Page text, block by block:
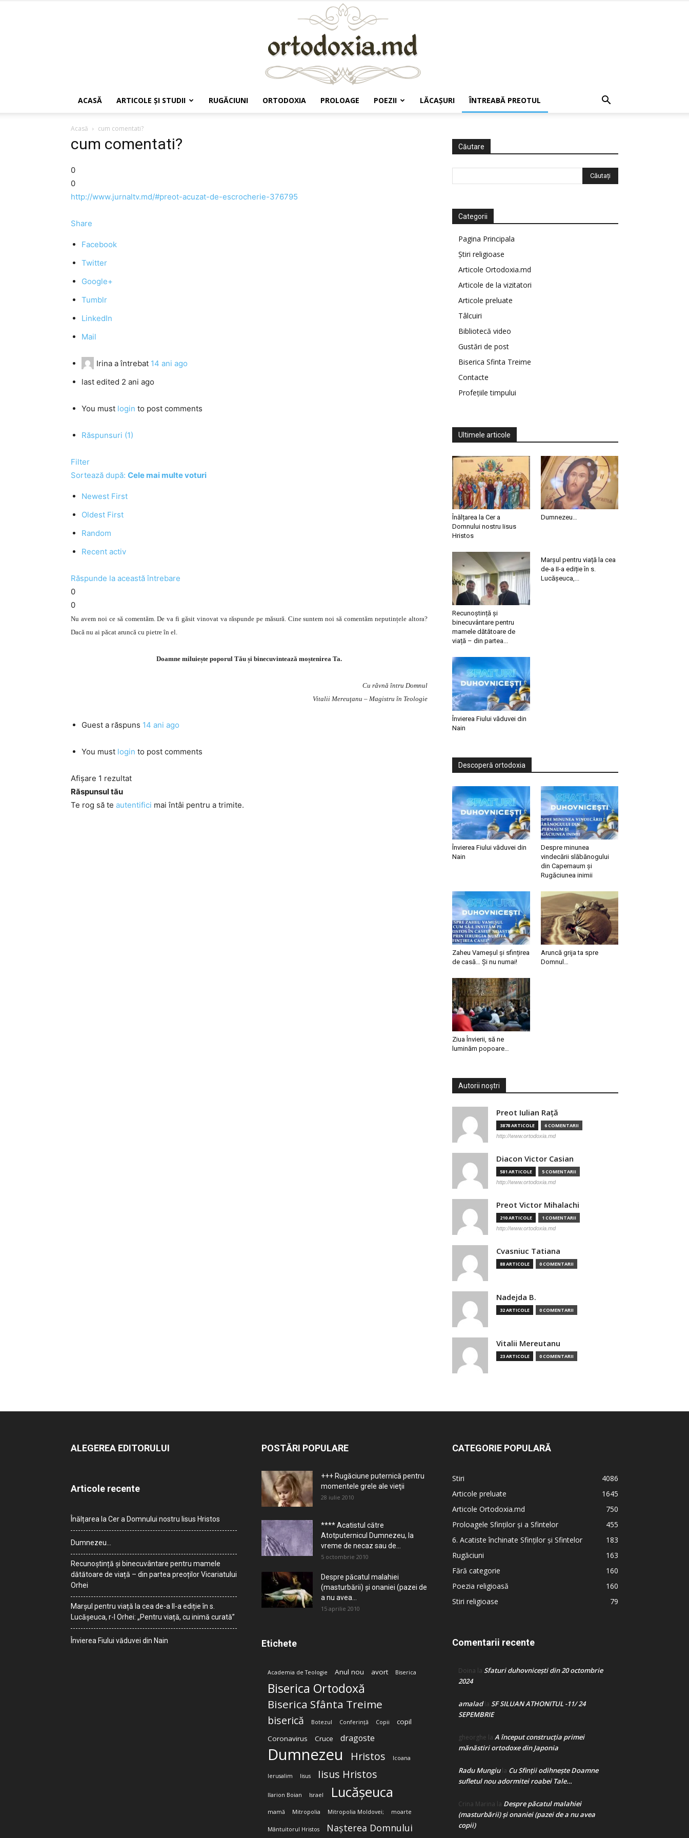
ACASĂ ARTICOLE ŞI STUDII RUGĂCIUNI ORTODOXIA PROLOAGE POEZII LĂCAŞURI ÎNTREABĂ PREOTUL
Acasă cum comentati?
cum comentati?
0
0
http://www.jurnaltv.md/#preot-acuzat-de-escrocherie-376795
Share
Facebook
Twitter
Google+
Tumblr
LinkedIn
Mail
Irina a întrebat 14 ani ago
last edited 2 ani ago
You must login to post comments
Răspunsuri (1)
Filter
Sortează după: Cele mai multe voturi
Newest First
Oldest First
Random
Recent activ
Răspunde la această întrebare
0
0
Nu avem noi ce să comentăm. De va fi găsit vinovat va răspunde pe măsură. Cine suntem noi să comentăm neputințele altora?
Dacă nu ai păcat aruncă cu pietre în el.
Doamne miluiește poporul Tău și binecuvintează moștenirea Ta.
Cu râvnă întru Domnul
Vitalii Mereuţanu – Magistru în Teologie
Guest a răspuns 14 ani ago
You must login to post comments
Afișare 1 rezultat
Răspunsul tău
Te rog să te autentifici mai întâi pentru a trimite.
Căutare
Categorii
Pagina Principala
Știri religioase
Articole Ortodoxia.md
Articole de la vizitatori
Articole preluate
Tâlcuiri
Bibliotecă video
Gustări de post
Biserica Sfinta Treime
Contacte
Profețiile timpului
Ultimele articole
Înălțarea la Cer a
Domnului nostru Iisus
Hristos
Dumnezeu…
Recunoștință și
binecuvântare pentru
mamele dătătoare de
viață – din partea...
Marșul pentru viață la cea
de-a II-a ediție în s.
Lucășeuca,...
Învierea Fiului văduvei din
Nain
Descoperă ortodoxia
Învierea Fiului văduvei din
Nain
Despre minunea
vindecării slăbănogului
din Capernaum și
Rugăciunea inimii
Zaheu Vameșul și sfințirea
de casă… Și nu numai!
Aruncă grija ta spre
Domnul…
Ziua Învierii, să ne
luminăm popoare…
Autorii noștri
Preot Iulian Raţă
3878 ARTICOLE 6 COMENTARII
http://www.ortodoxia.md
Diacon Victor Casian
581 ARTICOLE 5 COMENTARII
http://www.ortodoxia.md
Preot Victor Mihalachi
210 ARTICOLE 1 COMENTARII
http://www.ortodoxia.md
Cvasniuc Tatiana
88 ARTICOLE 0 COMENTARII
Nadejda B.
32 ARTICOLE 0 COMENTARII
Vitalii Mereutanu
23 ARTICOLE 0 COMENTARII
ALEGEREA EDITORULUI
Articole recente
Înălțarea la Cer a Domnului nostru Iisus Hristos
Dumnezeu…
Recunoștință și binecuvântare pentru mamele
dătătoare de viață – din partea preoților Vicariatului
Orhei
Marșul pentru viață la cea de-a II-a ediție în s.
Lucășeuca, r-l Orhei: „Pentru viață, cu inimă curată”
Învierea Fiului văduvei din Nain
POSTĂRI POPULARE
+++ Rugăciune puternică pentru
momentele grele ale vieţii
28 iulie 2010
**** Acatistul către
Atotputernicul Dumnezeu, la
vreme de necaz sau de...
5 octombrie 2010
Despre păcatul malahiei
(masturbării) şi onaniei (pazei de
a nu avea...
15 aprilie 2010
Etichete
Academia de Teologie Anul nou avort Biserica
Biserica Ortodoxă
Biserica Sfânta Treime
biserică Botezul Conferință Copii
copil
Coronavirus
Cruce dragoste
Dumnezeu Hristos Icoana
Ierusalim Iisus Iisus Hristos
Ilarion Boian Israel Lucășeuca
mamă Mitropolia Mitropolia Moldovei; moarte
Mântuitorul Hristos Nașterea Domnului
CATEGORIE POPULARĂ
Stiri
4086
Articole preluate
1645
Articole Ortodoxia.md
750
Proloagele Sfinților și a Sfintelor
455
6. Acatiste închinate Sfinților și Sfintelor
183
Rugăciuni
163
Fără categorie
160
Poezia religioasă
160
Stiri religioase
79
Comentarii recente
Doina la Sfaturi duhovnicești din 20 octombrie
2024
amaladla SF SILUAN ATHONITUL -11/ 24
SEPEMBRIE
gheorghe la A început construcţia primei
mănăstiri ortodoxe din Japonia
Radu Mungiula Cu Sfinții odihnește Doamne
sufletul nou adormitei roabei Tale…
Crina Marina la Despre păcatul malahiei
(masturbării) şi onaniei (pazei de a nu avea
copii)